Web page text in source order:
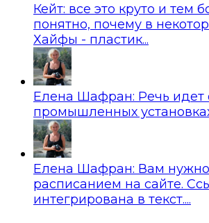
Кейт: все это круто и тем
понятно, почему в
Хайфы - пластик...
Елена Шафран: Речь идет
промышленных
Елена Шафран: Вам нужно
расписанием на сайте.
интегрирована в текст....